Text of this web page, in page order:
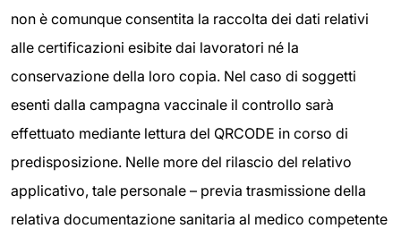
non è comunque consentita la raccolta dei dati relativi
alle certificazioni esibite dai lavoratori né la
conservazione della loro copia. Nel caso di soggetti
esenti dalla campagna vaccinale il controllo sarà
effettuato mediante lettura del QRCODE in corso di
predisposizione. Nelle more del rilascio del relativo
applicativo, tale personale – previa trasmissione della
relativa documentazione sanitaria al medico competente